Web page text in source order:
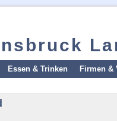
Essen & Trinken Firmen &